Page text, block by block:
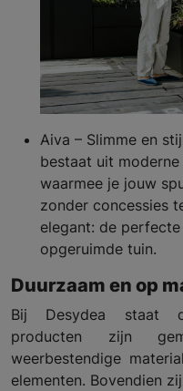
Aiva – Slimme en
bestaat uit
waarmee je jouw
zonder concessies
elegant: de
opgeruimde tuin.
Duurzaam en op
Bij Desydea staat
producten zijn
weerbestendige
elementen. Bovendien